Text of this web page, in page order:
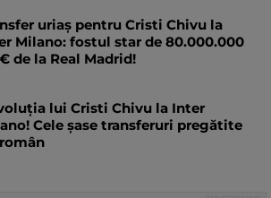
uriaș pentru Cristi Chivu la
Milano: fostul star de 80.000.000
de la Real Madrid!
lui Cristi Chivu la Inter
Cele șase transferuri pregătite